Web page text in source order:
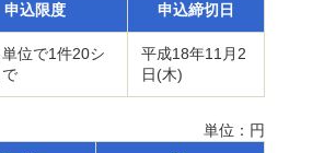
申込限度 申込締切日
位で1件20シ
平成18年11月2
日(木)
単位：円